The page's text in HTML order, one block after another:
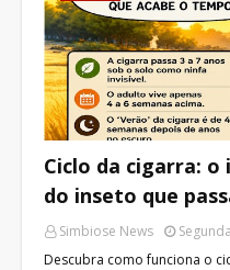
Ciclo da cigarra: o
do inseto que
Simbiose News
Descubra como funciona o